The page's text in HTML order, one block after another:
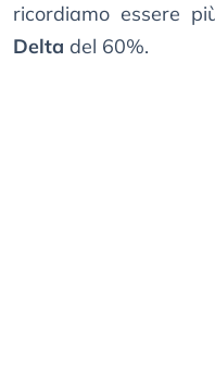
ricordiamo essere
Delta del 60%.